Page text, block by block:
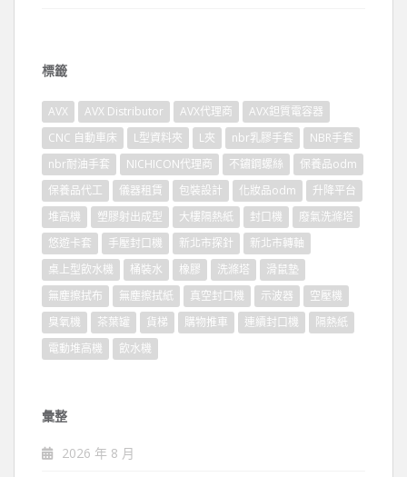
標籤
AVX AVX Distributor AVX代理商
AVX鉭質電容器
CNC 自動車床
L型資料夾 L夾 nbr乳膠手套
NBR手套
nbr耐油手套
NICHICON代理商 不鏽鋼螺絲
保養品odm
保養品代工
儀器租賃 包裝設計 化妝品odm
升降平台
堆高機
塑膠射出成型 大樓隔熱紙 封口機
廢氣洗滌塔
悠遊卡套
手壓封口機 新北市探針
新北市轉軸
桌上型飲水機
桶裝水 橡膠 洗滌塔
滑鼠墊
無塵擦拭布
無塵擦拭紙 真空封口機 示波器
空壓機
臭氧機
茶葉罐 貨梯 購物推車 連續封口機
隔熱紙
電動堆高機
飲水機
彙整
2026 年 8 月